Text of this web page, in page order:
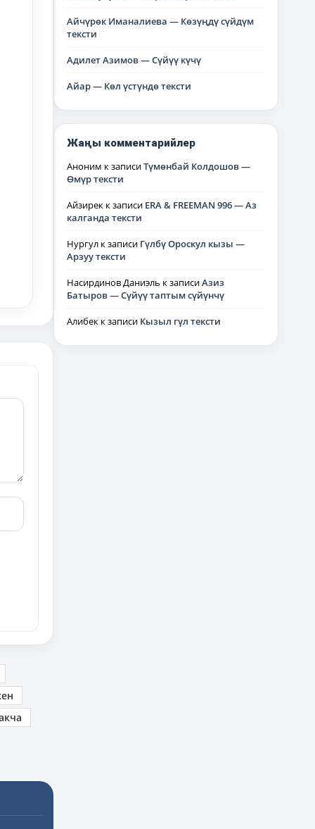
Айчүрөк Иманалиева — Көзүңдү сүйдүм
тексти
Адилет Азимов — Сүйүү күчү
Айар — Көл үстүндө тексти
Жаңы комментарийлер
Аноним к записиТүмөнбай Колдошов —
Өмүр тексти
Айзирек к записи ERA & FREEMAN 996 — Аз
калганда тексти
Нургул к записи Гүлбү Ороскул кызы —
Арзуу тексти
Насирдинов Даниэль к записиАзиз
Батыров — Сүйүү таптым сүйүнчү
Алибек к записи Кызыл гүл тексти